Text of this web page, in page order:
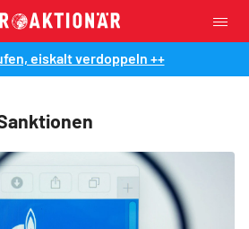
eiskalt verdoppeln ++